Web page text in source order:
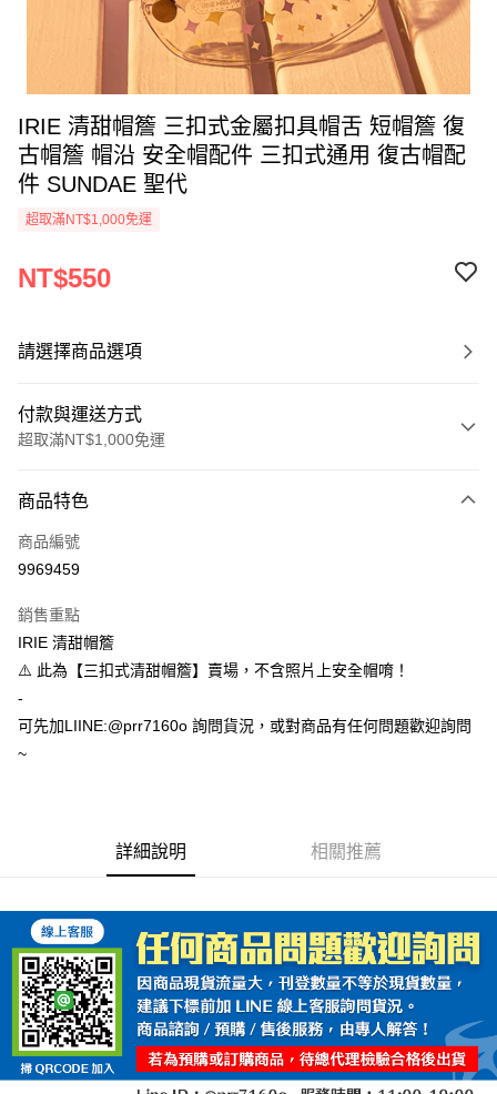
IRIE 清甜帽簷 三扣式金屬扣具帽舌 短帽簷 復
古帽簷 帽沿 安全帽配件 三扣式通用 復古帽配
件 SUNDAE 聖代
超取滿NT$1,000免運
NT$550
請選擇商品選項
付款與運送方式
超取滿NT$1,000免運
信用卡一次付款
超商取貨付款
ATM付款
全家取貨付款(安全帽一頂以上請選宅配)
每筆NT$60，滿NT$1,000(含以上)免運費
商品特色
商品編號
9969459
銷售重點
IRIE 清甜帽簷
⚠️ 此為【三扣式清甜帽簷】賣場，不含照片上安全帽唷！
-
可先加LIINE:@prr7160o 詢問貨況，或對商品有任何問題歡迎詢問
~
詳細說明 相關推薦